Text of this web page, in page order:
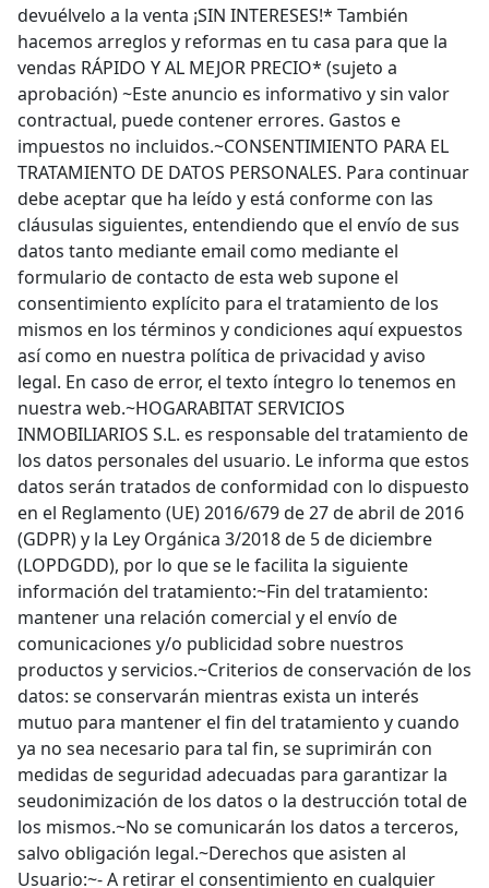
devuélvelo a la venta ¡SIN INTERESES!* También
hacemos arreglos y reformas en tu casa para que la
vendas RÁPIDO Y AL MEJOR PRECIO* (sujeto a
aprobación) ~Este anuncio es informativo y sin valor
contractual, puede contener errores. Gastos e
impuestos no incluidos.~CONSENTIMIENTO PARA EL
TRATAMIENTO DE DATOS PERSONALES. Para continuar
debe aceptar que ha leído y está conforme con las
cláusulas siguientes, entendiendo que el envío de sus
datos tanto mediante email como mediante el
formulario de contacto de esta web supone el
consentimiento explícito para el tratamiento de los
mismos en los términos y condiciones aquí expuestos
así como en nuestra política de privacidad y aviso
legal. En caso de error, el texto íntegro lo tenemos en
nuestra web.~HOGARABITAT SERVICIOS
INMOBILIARIOS S.L. es responsable del tratamiento de
los datos personales del usuario. Le informa que estos
datos serán tratados de conformidad con lo dispuesto
en el Reglamento (UE) 2016/679 de 27 de abril de 2016
(GDPR) y la Ley Orgánica 3/2018 de 5 de diciembre
(LOPDGDD), por lo que se le facilita la siguiente
información del tratamiento:~Fin del tratamiento:
mantener una relación comercial y el envío de
comunicaciones y/o publicidad sobre nuestros
productos y servicios.~Criterios de conservación de los
datos: se conservarán mientras exista un interés
mutuo para mantener el fin del tratamiento y cuando
ya no sea necesario para tal fin, se suprimirán con
medidas de seguridad adecuadas para garantizar la
seudonimización de los datos o la destrucción total de
los mismos.~No se comunicarán los datos a terceros,
salvo obligación legal.~Derechos que asisten al
Usuario:~- A retirar el consentimiento en cualquier